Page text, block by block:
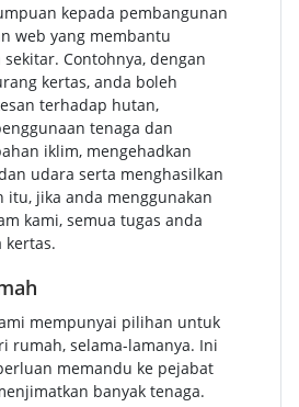
kepada pembangunan
web yang membantu
Contohnya, dengan
kertas, anda boleh
terhadap hutan,
tenaga dan
iklim, mengehadkan
udara serta menghasilkan
itu, jika anda menggunakan
kami, semua tugas anda
kertas.
mempunyai pilihan untuk
rumah, selama-lamanya. Ini
memandu ke pejabat
banyak tenaga.